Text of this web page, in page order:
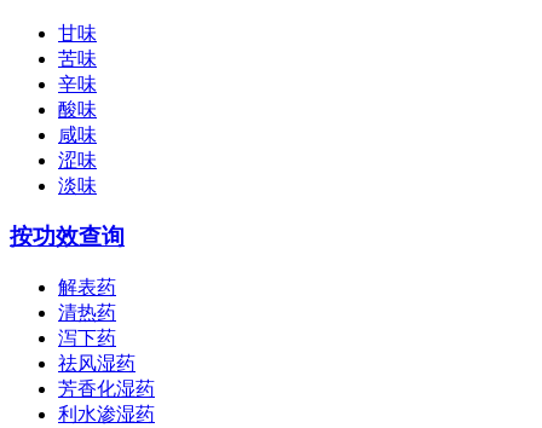
甘味
苦味
辛味
酸味
咸味
涩味
淡味
按功效查询
解表药
清热药
泻下药
祛风湿药
芳香化湿药
利水渗湿药